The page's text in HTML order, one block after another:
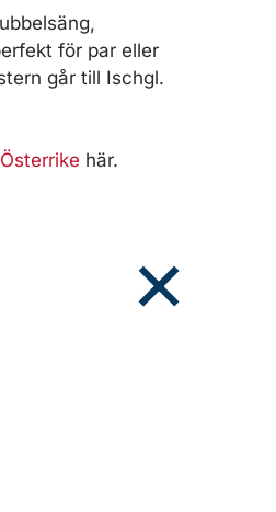
för par eller
går till Ischgl.
här.